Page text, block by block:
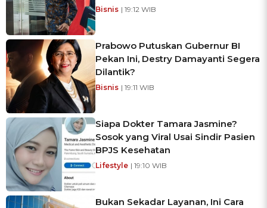
Bisnis | 19:12 WIB
Prabowo Putuskan Gubernur BI
Pekan Ini, Destry Damayanti Segera
Dilantik?
Bisnis | 19:11 WIB
Siapa Dokter Tamara Jasmine?
Sosok yang Viral Usai Sindir Pasien
BPJS Kesehatan
Lifestyle | 19:10 WIB
Bukan Sekadar Layanan, Ini Cara